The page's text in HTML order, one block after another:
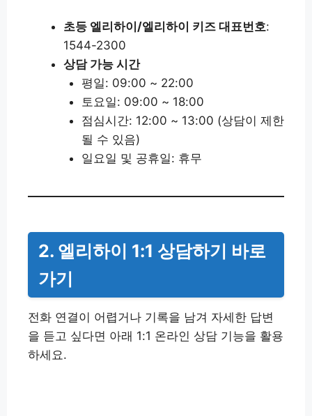
초등 엘리하이/엘리하이 키즈 대표번호:
1544-2300
상담 가능 시간
평일: 09:00 ~ 22:00
토요일: 09:00 ~ 18:00
점심시간: 12:00 ~ 13:00 (상담이 제한
될 수 있음)
일요일 및 공휴일: 휴무
2. 엘리하이 1:1 상담하기 바로
가기
전화 연결이 어렵거나 기록을 남겨 자세한 답변
을 듣고 싶다면 아래 1:1 온라인 상담 기능을 활용
하세요.